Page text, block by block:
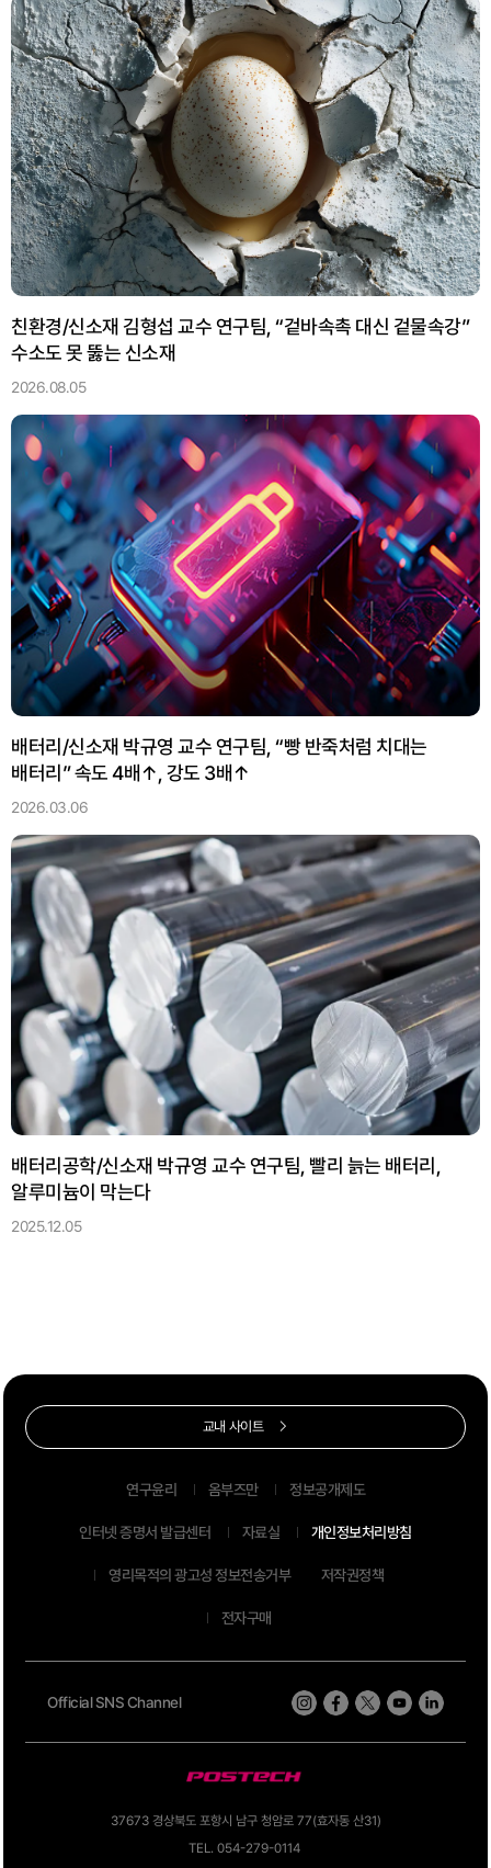
친환경/신소재 김형섭 교수 연구팀, “겉바속촉 대신 겉물속강”
수소도 못 뚫는 신소재
2026.08.05
배터리/신소재 박규영 교수 연구팀, “빵 반죽처럼 치대는
배터리” 속도 4배↑, 강도 3배↑
2026.03.06
배터리공학/신소재 박규영 교수 연구팀, 빨리 늙는 배터리,
알루미늄이 막는다
2025.12.05
37673 경상북도 포항시 남구 청암로 77(효자동 산31)
TEL. 054-279-0114
Official SNS Channel
연구윤리 옴부즈만 정보공개제도
인터넷 증명서 발급센터 자료실 개인정보처리방침
영리목적의 광고성 정보전송거부 저작권정책
전자구매
교내 사이트